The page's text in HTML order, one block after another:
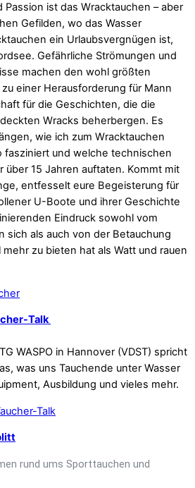
ist das Wracktauchen – aber
Gefilden, wo das Wasser
ein Urlaubsvergnügen ist,
Gefährliche Strömungen und
machen den wohl größten
einer Herausforderung für Mann
für die Geschichten, die die
Wracks beherbergen. Es
wie ich zum Wracktauchen
fasziniert und welche technischen
über 15 Jahren auftaten. Kommt mit
entfesselt eure Begeisterung für
U-Boote und ihrer Geschichte
Eindruck sowohl vom
sich als auch von der Betauchung
zu bieten hat als Watt und rauen
Talk
WASPO in Hannover (VDST) spricht
was uns Tauchende unter Wasser
Ausbildung und vieles mehr.
rund ums Sporttauchen und